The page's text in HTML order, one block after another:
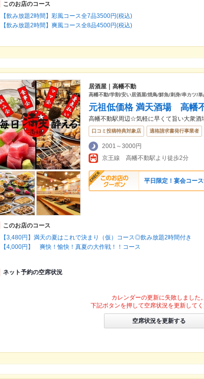
このお店のコース
【飲み放題2時間】彩風コース全7品3500円(税込)
【飲み放題2時間】爽風コース全8品4500円(税込)
居酒屋｜高幡不動
高幡不動/学割/安い居酒屋/焼鳥/鮮魚/刺身/串カツ/
元祖低価格 満天酒場 高幡
高幡不動駅周辺☆気軽に早くて旨い大衆酒
口コミ投稿特典対象店 適格請求書発行事業者
2001～3000円
京王線 高幡不動駅より徒歩2分
平日限定！宴会コー
このお店のコース
【3,480円】満天の夏はこれで決まり（仮）コース◎飲み放題2時間付き
【4,000円】 爽快！愉快！真夏の大作戦！！コース
ネット予約の空席状況
カレンダーの更新に失敗しました。
下記ボタンを押して空席状況を更新してく
空席状況を更新する